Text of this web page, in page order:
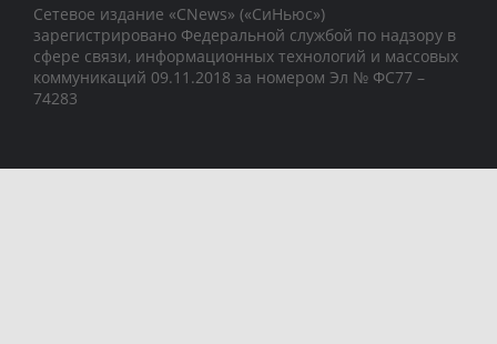
Сетевое издание «CNews» («СиНьюс»)
зарегистрировано Федеральной службой по надзору в
сфере связи, информационных технологий и массовых
коммуникаций 09.11.2018 за номером Эл № ФС77 –
74283